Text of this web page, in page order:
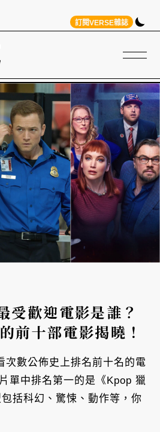
訂閱VERSE雜誌
歡迎電影是誰？
前十部電影揭曉！
次數公佈史上排名前十名的電
單中排名第一的是《Kpop 獵
括科幻、驚悚、動作等，你